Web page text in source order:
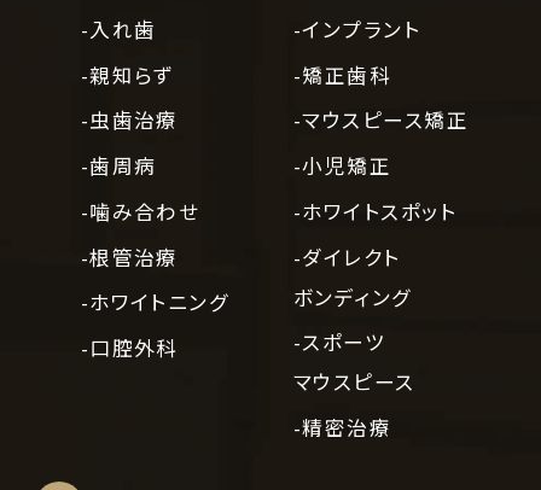
-入れ歯
-親知らず
-虫歯治療
-歯周病
-噛み合わせ
-根管治療
-ホワイトニング
-口腔外科
-インプラント
-矯正歯科
-マウスピース矯正
-小児矯正
-ホワイトスポット
-ダイレクト
ボンディング
-スポーツ
マウスピース
-精密治療